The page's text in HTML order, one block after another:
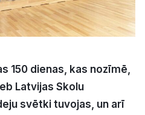
150 dienas, kas nozīmē,
Latvijas Skolu
svētki tuvojas, un arī